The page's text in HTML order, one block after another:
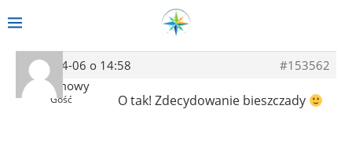
2020-04-06 o 14:58
#153562
Anonimowy
Gość O tak! Zdecydowanie bieszczady